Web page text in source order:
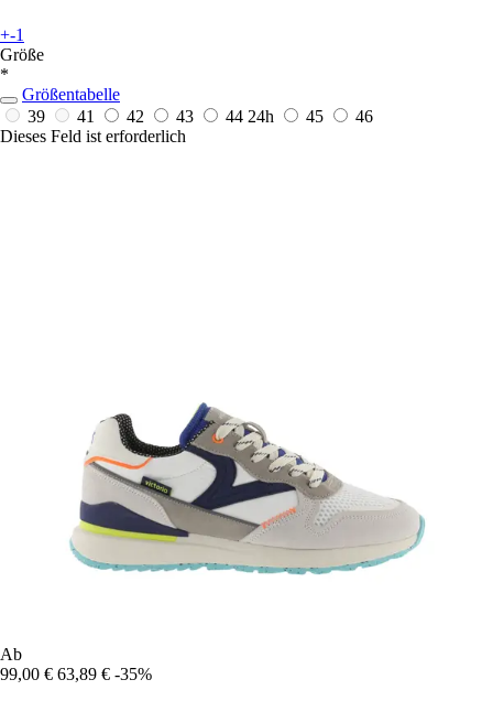
+-1
Größe
*
Größentabelle
39
41 42 43 44 24h 45
46
Dieses Feld ist erforderlich
Ab
99,00 € 63,89 € -35%